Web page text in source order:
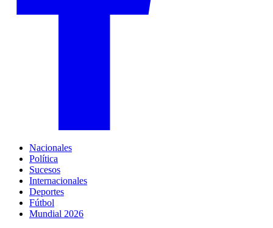
Nacionales
Política
Sucesos
Internacionales
Deportes
Fútbol
Mundial 2026